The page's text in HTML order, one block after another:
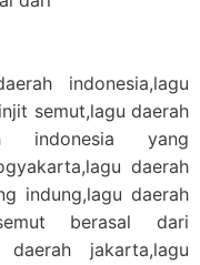
indonesia,lagu
semut,lagu daerah
indonesia yang
daerah
indung,lagu daerah
berasal dari
jakarta,lagu